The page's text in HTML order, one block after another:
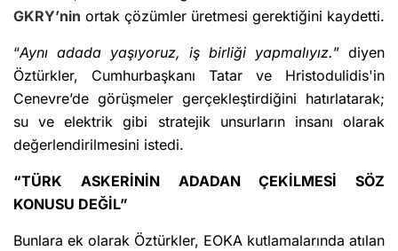
GKRY’nin ortak çözümler üretmesi gerektiğini kaydetti.
“Aynı adada yaşıyoruz, iş birliği yapmalıyız.” diyen
Öztürkler, Cumhurbaşkanı Tatar ve Hristodulidis'in
Cenevre’de görüşmeler gerçekleştirdiğini hatırlatarak;
su ve elektrik gibi stratejik unsurların insanı olarak
değerlendirilmesini istedi.
“TÜRK ASKERİNİN ADADAN ÇEKİLMESİ SÖZ
KONUSU DEĞİL”
Bunlara ek olarak Öztürkler, EOKA kutlamalarında atılan